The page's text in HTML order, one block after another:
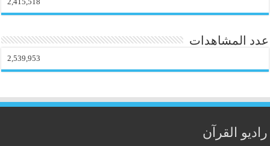
عدد المشاهدات
2,539,953
راديو القرآن